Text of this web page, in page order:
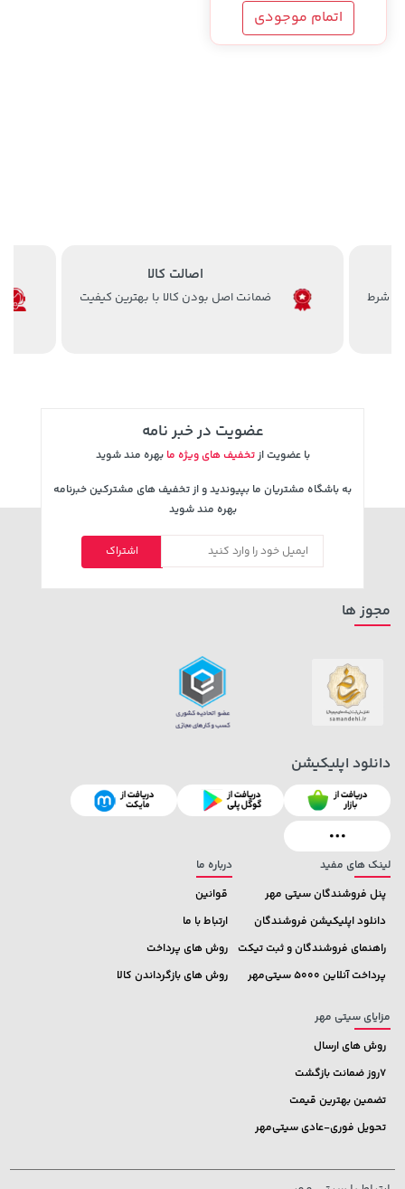
اتمام موجودی
اصالت کالا
ضمانت اصل بودن کالا با بهترین کیفیت
عضویت در خبر نامه
با عضویت ازتخفیف های ویژه ما بهره مند شوید
به باشگاه مشتریان ما بپیوندید و از تخفیف های مشترکین خبرنامه
بهره مند شوید
اشتراک
لینک های مفید
پنل فروشندگان سیتی مهر
دانلود اپلیکیشن فروشندگان
راهنمای فروشندگان و ثبت تیکت
پرداخت آنلاین 5000 سیتی‌مهر
درباره ما
قوانین
ارتباط با ما
روش های پرداخت
روش های بازگرداندن کالا
مزایای سیتی مهر
روش های ارسال
7روز ضمانت بازگشت
تضمین بهترین قیمت
تحویل فوری-عادی سیتی‌مهر
مجوز ها
دانلود اپلیکیشن